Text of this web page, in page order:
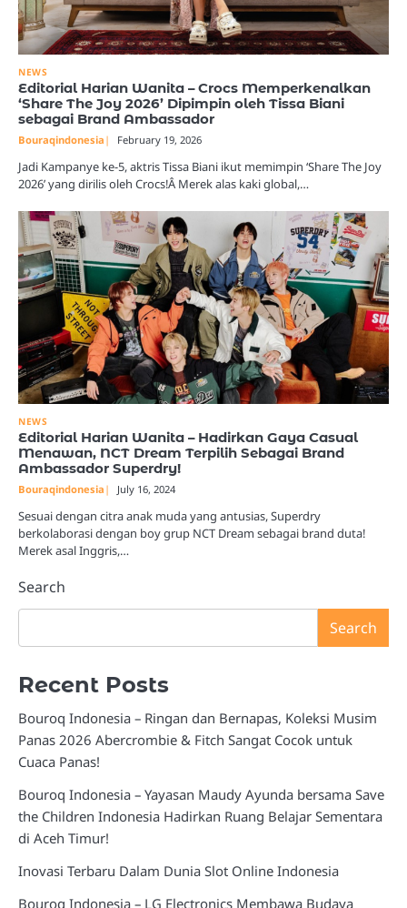
NEWS
Editorial Harian Wanita – Crocs Memperkenalkan
‘Share The Joy 2026’ Dipimpin oleh Tissa Biani
sebagai Brand Ambassador
Bouraqindonesia February 19, 2026
Jadi Kampanye ke-5, aktris Tissa Biani ikut memimpin ‘Share The Joy
2026’ yang dirilis oleh Crocs!Â Merek alas kaki global,…
NEWS
Editorial Harian Wanita – Hadirkan Gaya Casual
Menawan, NCT Dream Terpilih Sebagai Brand
Ambassador Superdry!
Bouraqindonesia July 16, 2024
Sesuai dengan citra anak muda yang antusias, Superdry
berkolaborasi dengan boy grup NCT Dream sebagai brand duta!
Merek asal Inggris,…
Search
Search
Recent Posts
Bouroq Indonesia – Ringan dan Bernapas, Koleksi Musim
Panas 2026 Abercrombie & Fitch Sangat Cocok untuk
Cuaca Panas!
Bouroq Indonesia – Yayasan Maudy Ayunda bersama Save
the Children Indonesia Hadirkan Ruang Belajar Sementara
di Aceh Timur!
Inovasi Terbaru Dalam Dunia Slot Online Indonesia
Bouroq Indonesia – LG Electronics Membawa Budaya